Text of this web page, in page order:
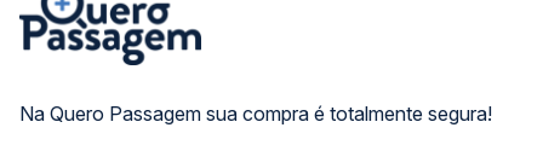
Na Quero Passagem sua compra é totalmente segura!